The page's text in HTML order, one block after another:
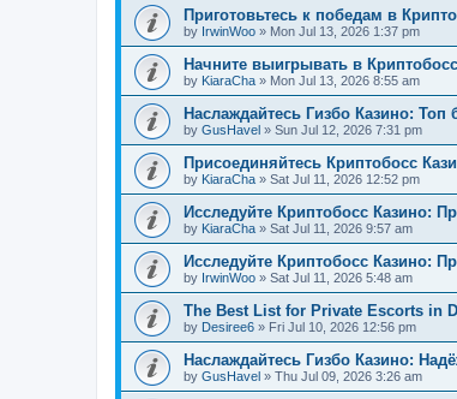
Приготовьтесь к победам в
by IrwinWoo » Mon Jul 13, 2026 1:37 pm
Начните выигрывать в
by KiaraCha » Mon Jul 13, 2026 8:55 am
Наслаждайтесь Гизбо Казино:
by GusHavel » Sun Jul 12, 2026 7:31 pm
Присоединяйтесь Криптобосс
by KiaraCha » Sat Jul 11, 2026 12:52 pm
Исследуйте Криптобосс Казино:
by KiaraCha » Sat Jul 11, 2026 9:57 am
Исследуйте Криптобосс Казино:
by IrwinWoo » Sat Jul 11, 2026 5:48 am
The Best List for Private Escorts in
by Desiree6 » Fri Jul 10, 2026 12:56 pm
Наслаждайтесь Гизбо Казино:
by GusHavel » Thu Jul 09, 2026 3:26 am